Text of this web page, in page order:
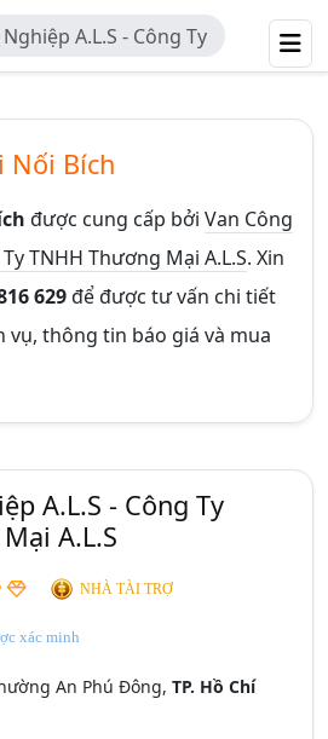
A.L.S - Công Ty
Mại A.L.S
Nối Bích
được cung cấp bởi Van Công
TNHH Thương Mại A.L.S. Xin
629để được tư vấn chi tiết
vụ, thông tin báo giá và mua
A.L.S - Công Ty
A.L.S
NHÀ TÀI TRỢ
xác minh
An Phú Đông, TP. Hồ Chí